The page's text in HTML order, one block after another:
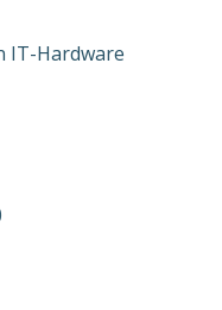
IT-Hardware